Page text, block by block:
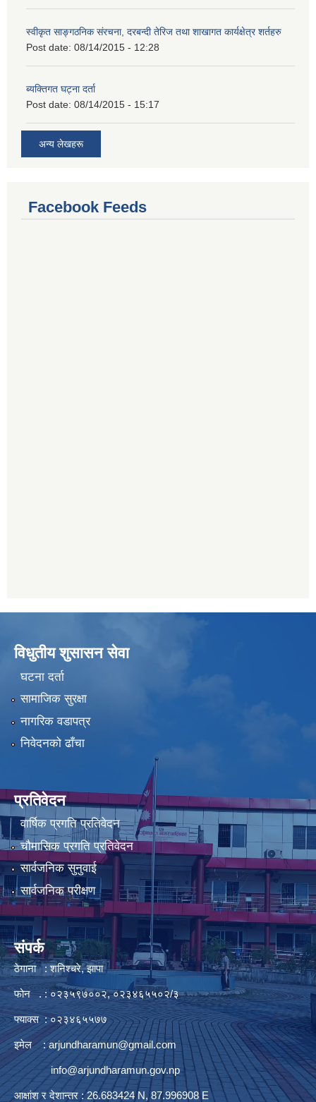
स्वीकृत साङ्गठनिक संरचना, दरबन्दी तेरिज तथा शाखागत कार्यक्षेत्र शर्तहरु
Post date: 08/14/2015 - 12:28
ब्यक्तिगत घट्ना दर्ता
Post date: 08/14/2015 - 15:17
अन्य लेखहरू
Facebook Feeds
विधुतीय शुसासन सेवा
घटना दर्ता
सामाजिक सुरक्षा
नागरिक वडापत्र
निवेदनको ढाँचा
प्रतिवेदन
वार्षिक प्रगति प्रतिवेदन
चौमासिक प्रगति प्रतिवेदन
सार्वजनिक सुनुवाई
सार्वजनिक परीक्षण
संपर्क
ठेगाना : शनिश्चरे, झापा
फोन . : ०२३५९७००२, ०२३४६५५०२/३
फ्याक्स : ०२३४६५५७७
इमेल :arjundharamun@gmail.com
info@arjundharamun.gov.np
आक्षांश र देशान्तर : 26.683424 N, 87.996908 E